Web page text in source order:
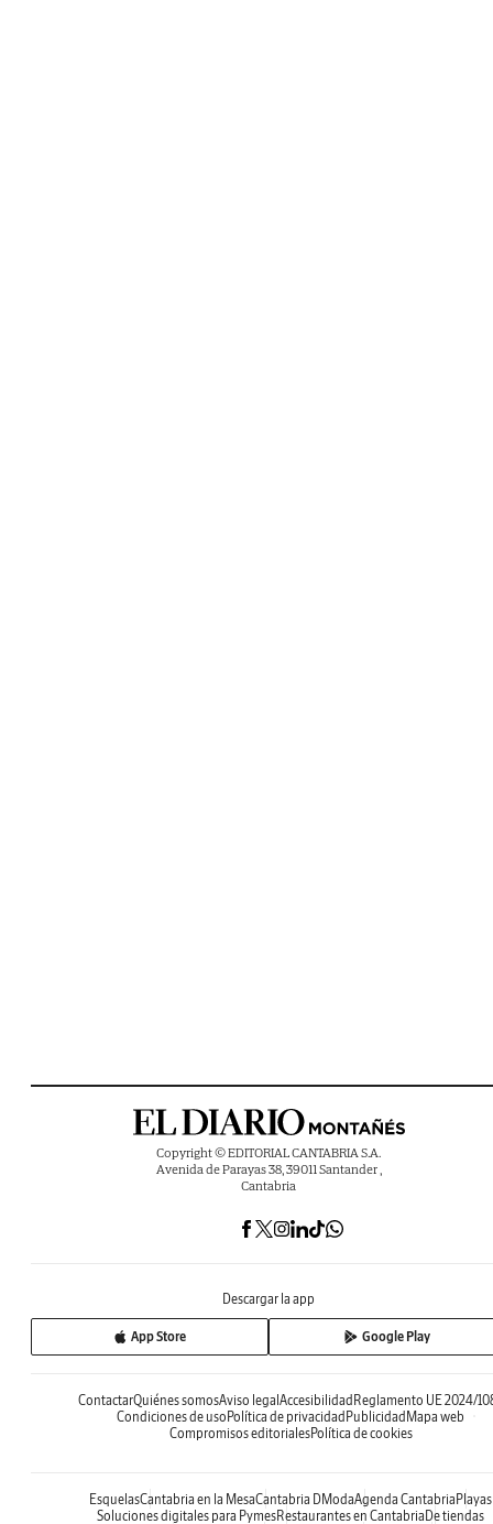
Copyright © EDITORIAL CANTABRIA S.A.
Avenida de Parayas 38, 39011 Santander ,
Cantabria
Descargar la app
App Store Google Play
ContactarQuiénes somosAviso legal Accesibilidad Reglamento UE 2024/
Condiciones de uso Política de privacidad Publicidad Mapa web
Compromisos editorialesPolítica de cookies
EsquelasCantabria en la MesaCantabria DModaAgenda Cantabria Playas
Soluciones digitales para PymesRestaurantes en Cantabria De tiendas